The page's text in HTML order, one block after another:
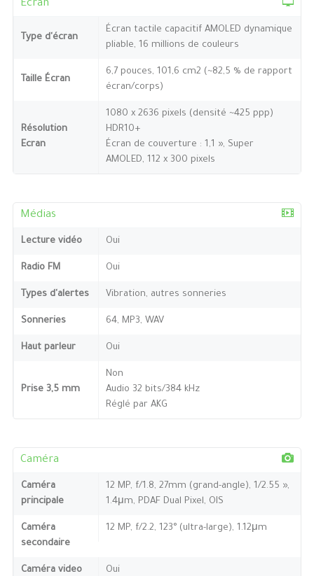
Ecran
Type d'écran
Écran tactile capacitif AMOLED dynamique
pliable, 16 millions de couleurs
Taille Écran
6,7 pouces, 101,6 cm2 (~82,5 % de rapport
écran/corps)
Résolution
Ecran
1080 x 2636 pixels (densité ~425 ppp)
HDR10+
Écran de couverture : 1,1 », Super
AMOLED, 112 x 300 pixels
Médias
Lecture vidéo Oui
Radio FM Oui
Types d'alertes Vibration, autres sonneries
Sonneries 64, MP3, WAV
Haut parleur Oui
Prise 3,5 mm
Non
Audio 32 bits/384 kHz
Réglé par AKG
Caméra
Caméra
principale
12 MP, f/1.8, 27mm (grand-angle), 1/2.55 »,
1.4μm, PDAF Dual Pixel, OIS
Caméra
secondaire
12 MP, f/2.2, 123° (ultra-large), 1.12μm
Caméra video Oui